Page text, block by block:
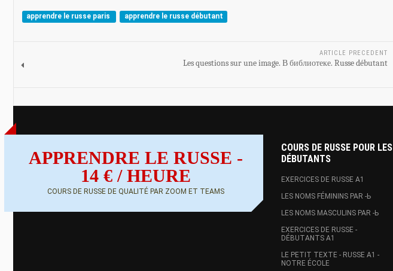
apprendre le russe paris apprendre le russe débutant
ARTICLE PRECEDENT
Les questions sur une image. В библиотеке. Russe débutant
APPRENDRE LE RUSSE -
14 € / HEURE
COURS DE RUSSE DE QUALITÉ PAR ZOOM ET TEAMS
COURS DE RUSSE POUR LES
DÉBUTANTS
EXERCICES DE RUSSE A1
LES NOMS FÉMININS PAR -Ь
LES NOMS MASCULINS PAR -Ь
EXERCICES DE RUSSE -
DÉBUTANTS A1
LE PETIT TEXTE - RUSSE A1 -
NOTRE ÉCOLE